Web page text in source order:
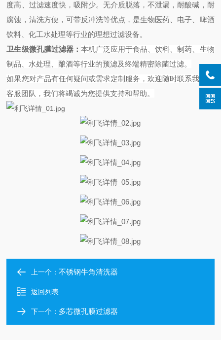
度高、过滤速度快，吸附少。无介质脱落，不泄漏，耐酸碱，耐
腐蚀，清洗方便，可带反冲洗等优点，是生物医药、电子、啤酒
饮料、化工水处理等行业的理想过滤设备。
卫生级微孔膜过滤器： 本机广泛应用于食品、饮料、制药、生物
制品、水处理、酿酒等行业的预滤及终端精密除菌过滤。
如果您对产品有任何疑问或需求定制服务，欢迎随时联系我们的
客服团队，我们将竭诚为您提供支持和帮助。
上一个：不锈钢牛角清洗器
返回列表
下一个： 多芯微孔膜过滤器